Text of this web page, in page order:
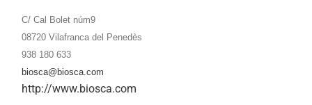
C/ Cal Bolet núm9
08720 Vilafranca del Penedès
938 180 633
biosca@biosca.com
http://www.biosca.com